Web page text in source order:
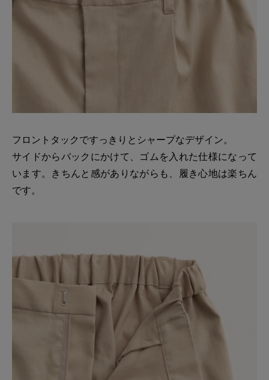
フロントタックですっきりとシャープなデザイン。
サイドからバックにかけて、ゴムを入れた仕様になって
います。きちんと感がありながらも、履き心地は楽ちん
です。